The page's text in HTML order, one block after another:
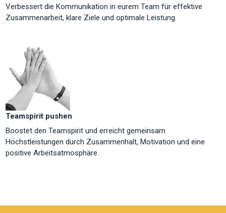
Verbessert die Kommunikation in eurem Team für effektive
Zusammenarbeit, klare Ziele und optimale Leistung.
Teamspirit pushen
Boostet den Teamspirit und erreicht gemeinsam
Höchstleistungen durch Zusammenhalt, Motivation und eine
positive Arbeitsatmosphäre.